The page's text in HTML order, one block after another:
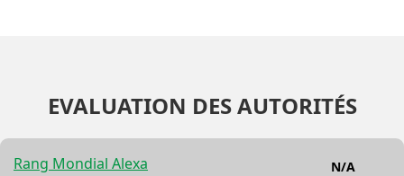
EVALUATION DES AUTORITÉS
Rang Mondial Alexa
N/A